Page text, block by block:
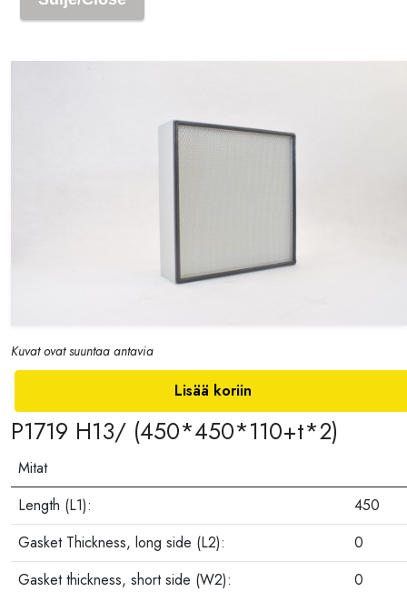
Kuvat ovat suuntaa antavia
Lisää koriin
P1719 H13/ (450*450*110+t*2)
Mitat
Length (L1):
450
Gasket Thickness, long side (L2):
0
Gasket thickness, short side (W2):
0